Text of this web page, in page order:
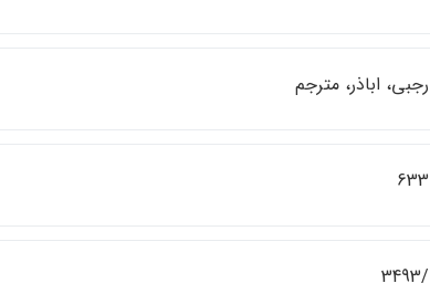
رجبي، اباذر، مترجم
633
/3493